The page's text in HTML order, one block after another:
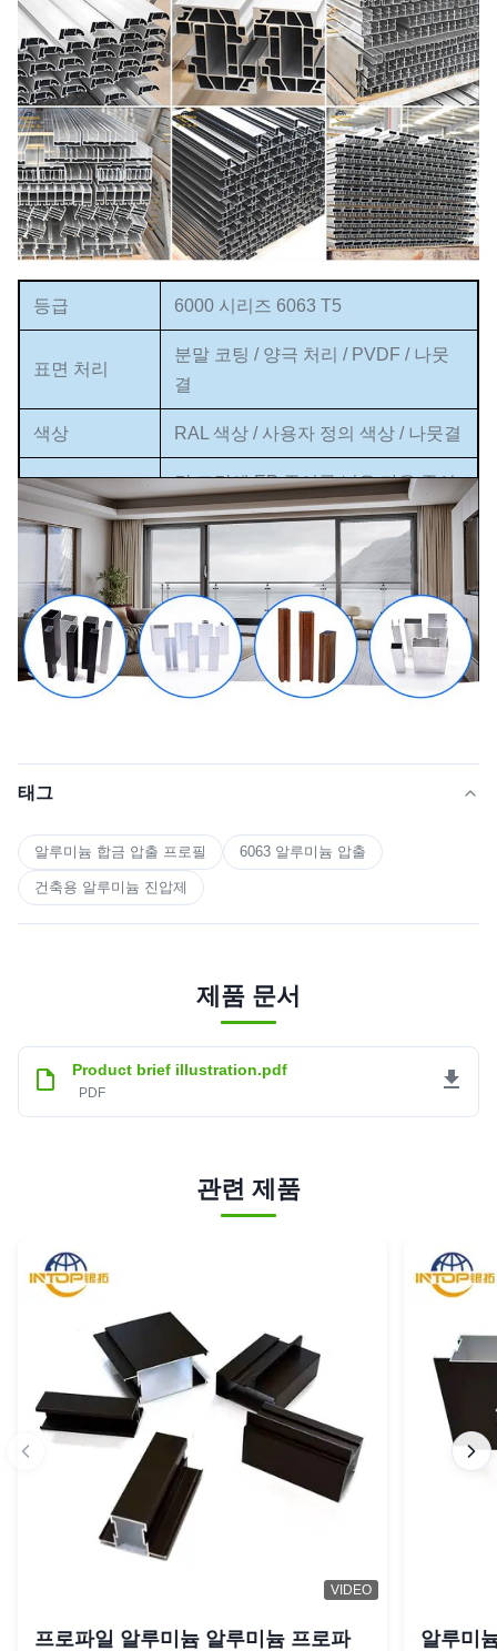
등급 6000 시리즈 6063 T5
표면 처리
분말 코팅 / 양극 처리 / PVDF / 나뭇
결
색상 RAL 색상 / 사용자 정의 색상 / 나뭇결
포장 세부사항
각 조각에 EP 종이를 넣은 다음 종이
를 줄입니다. 또는 판지 종이 다음 팔
레트. 또는 나무로 되는 판지. 요법
크기 맞춤형, 도면이나 샘플과 동일
태그
알루미늄 합금 압출 프로필 6063 알루미늄 압출
건축용 알루미늄 진압제
제품 문서
Product brief illustration.pdf
PDF
관련 제품
VIDEO
프로파일 알루미늄 알루미늄 프로파
알루미